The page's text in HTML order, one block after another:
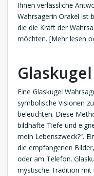
Ihnen verlässliche
Wahrsagerin Orakel ist
die die Kraft der
möchten. [Mehr lesen
Eine Glaskugel
symbolische Visionen
beleuchten. Diese
bildhafte Tiefe und
mein Lebenszweck?“.
die empfangenen
oder am Telefon.
mystische Tradition mit